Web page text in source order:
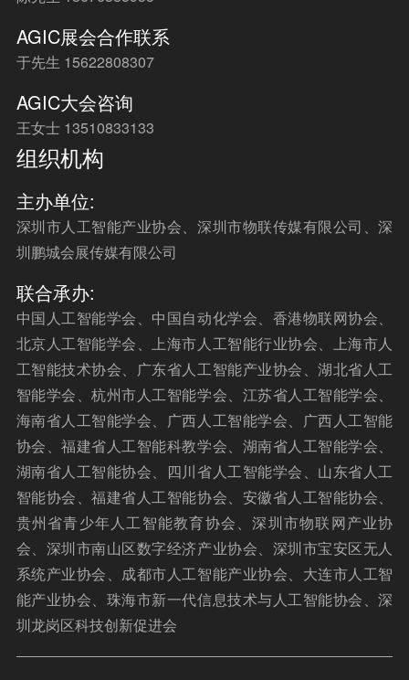
AGIC展会合作联系
于先生 15622808307
AGIC大会咨询
王女士 13510833133
组织机构
主办单位:
深圳市人工智能产业协会、深圳市物联传媒有限公司、深
圳鹏城会展传媒有限公司
联合承办:
中国人工智能学会、中国自动化学会、香港物联网协会、
北京人工智能学会、上海市人工智能行业协会、上海市人
工智能技术协会、广东省人工智能产业协会、湖北省人工
智能学会、杭州市人工智能学会、江苏省人工智能学会、
海南省人工智能学会、广西人工智能学会、广西人工智能
协会、福建省人工智能科教学会、湖南省人工智能学会、
湖南省人工智能协会、四川省人工智能学会、山东省人工
智能协会、福建省人工智能协会、安徽省人工智能协会、
贵州省青少年人工智能教育协会、深圳市物联网产业协
会、深圳市南山区数字经济产业协会、深圳市宝安区无人
系统产业协会、成都市人工智能产业协会、大连市人工智
能产业协会、珠海市新一代信息技术与人工智能协会、深
圳龙岗区科技创新促进会